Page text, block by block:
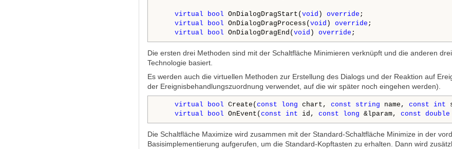
virtual bool OnDialogDragStart( void ) override ;
virtual
bool OnDialogDragProcess( void ) override ;
virtual
bool OnDialogDragEnd( void ) override ;
Die ersten drei Methoden sind mit der Schaltfläche Minimieren verknüpft und die anderen
Technologie basiert.
Es werden auch die virtuellen Methoden zur Erstellung des Dialogs und der Reaktion auf
der Ereignisbehandlungszuordnung verwendet, auf die wir später noch eingehen werden).
virtual bool Create( const long chart, const string name, const int
virtual
bool OnEvent( const int id, const long &lparam, const double
Die Schaltfläche Maximize wird zusammen mit der Standard-Schaltfläche Minimize in der
Basisimplementierung aufgerufen, um die Standard-Kopftasten zu erhalten. Dann wird